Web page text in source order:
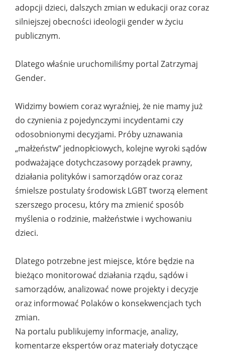
adopcji dzieci, dalszych zmian w edukacji oraz coraz
silniejszej obecności ideologii gender w życiu
publicznym.
Dlatego właśnie uruchomiliśmy portal Zatrzymaj
Gender.
Widzimy bowiem coraz wyraźniej, że nie mamy już
do czynienia z pojedynczymi incydentami czy
odosobnionymi decyzjami. Próby uznawania
„małżeństw” jednopłciowych, kolejne wyroki sądów
podważające dotychczasowy porządek prawny,
działania polityków i samorządów oraz coraz
śmielsze postulaty środowisk LGBT tworzą element
szerszego procesu, który ma zmienić sposób
myślenia o rodzinie, małżeństwie i wychowaniu
dzieci.
Dlatego potrzebne jest miejsce, które będzie na
bieżąco monitorować działania rządu, sądów i
samorządów, analizować nowe projekty i decyzje
oraz informować Polaków o konsekwencjach tych
zmian.
Na portalu publikujemy informacje, analizy,
komentarze ekspertów oraz materiały dotyczące